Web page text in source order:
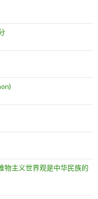
主义世界观是中华民族的